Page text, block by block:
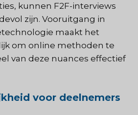
kunnen F2F-interviews
zijn. Vooruitgang in
maakt het
om online methoden te
van deze nuances effectief
voor deelnemers